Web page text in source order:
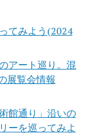
てみよう(2024
アート巡り。混
展覧会情報
館通り」沿いの
ーを巡ってみよ